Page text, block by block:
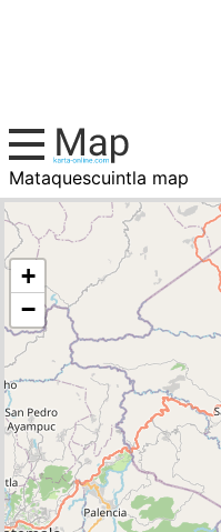
Mataquescuintla map
Guatemala, cities list
+
−